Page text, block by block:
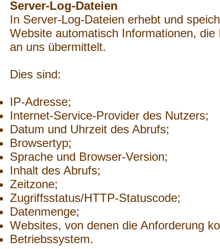
Server-Log-Dateien
In Server-Log-Dateien erhebt und
Website automatisch Informationen,
an uns übermittelt.
Dies sind:
IP-Adresse;
Internet-Service-Provider des Nutzers;
Datum und Uhrzeit des Abrufs;
Browsertyp;
Sprache und Browser-Version;
Inhalt des Abrufs;
Zeitzone;
Zugriffsstatus/HTTP-Statuscode;
Datenmenge;
Websites, von denen die Anforderung
Betriebssystem.